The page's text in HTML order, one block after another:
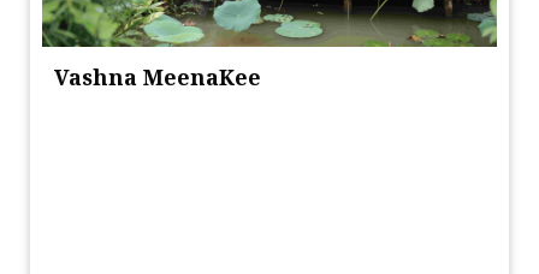
Vashna MeenaKee